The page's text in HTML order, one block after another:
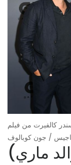
كالفيرت من فيلم
/ جون كوبالوف
ماري)